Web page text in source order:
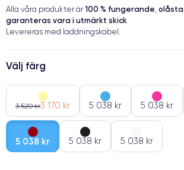
Alla våra produkter är 100 % fungerande, olåsta
garanteras vara i utmärkt skick.
Levereras med laddningskabel.
Välj färg
3 520 kr3 170 kr 5 038 kr 5 038 kr
5 038 kr 5 038 kr 5 038 kr